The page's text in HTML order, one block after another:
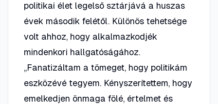
politikai élet legelső sztárjává a huszas
évek második felétől. Különös tehetsége
volt ahhoz, hogy alkalmazkodjék
mindenkori hallgatóságához.
„Fanatizáltam a tömeget, hogy politikám
eszközévé tegyem. Kényszerítettem, hogy
emelkedjen önmaga fölé, értelmet és